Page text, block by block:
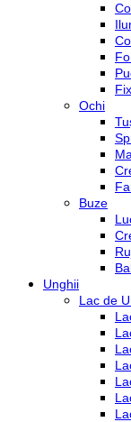
Ochi
Buze
Unghii
Lac de